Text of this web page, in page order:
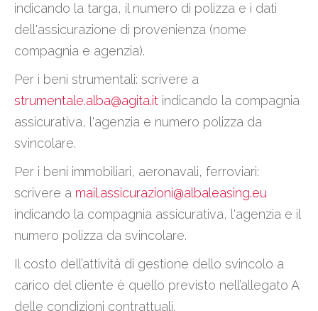
indicando la targa, il numero di polizza e i dati
dell'assicurazione di provenienza (nome
compagnia e agenzia).
Per i beni strumentali: scrivere a
strumentale.alba@agita.it indicando la compagnia
assicurativa, l'agenzia e numero polizza da
svincolare.
Per i beni immobiliari, aeronavali, ferroviari:
scrivere a mail.assicurazioni@albaleasing.eu
indicando la compagnia assicurativa, l'agenzia e il
numero polizza da svincolare.
Il costo dell’attività di gestione dello svincolo a
carico del cliente è quello previsto nell’allegato A
delle condizioni contrattuali.